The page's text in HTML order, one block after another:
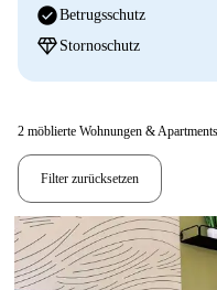
check_circleBetrugsschutz
diamond Stornoschutz
2 möblierte Wohnungen &
Filter zurücksetzen